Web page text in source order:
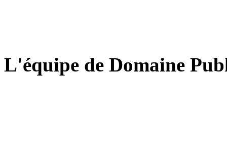
L'équipe de Domaine